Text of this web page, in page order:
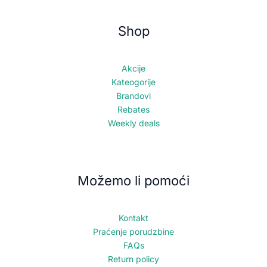
Shop
Akcije
Kateogorije
Brandovi
Rebates
Weekly deals
Možemo li pomoći
Kontakt
Praćenje porudzbine
FAQs
Return policy